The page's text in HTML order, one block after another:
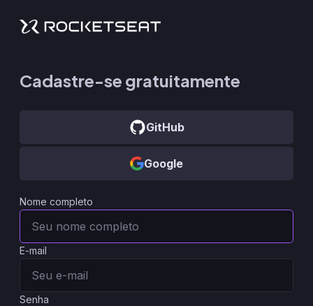
Cadastre-se gratuitamente
GitHub
Google
Nome completo
E-mail
Senha